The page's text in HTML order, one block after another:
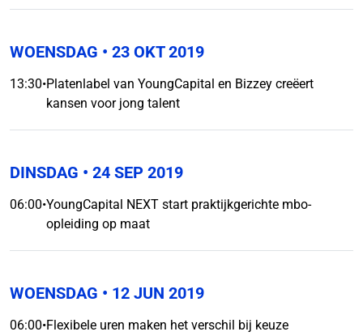
WOENSDAG • 23 OKT 2019
13:30•Platenlabel van YoungCapital en Bizzey creëert
kansen voor jong talent
DINSDAG • 24 SEP 2019
06:00•YoungCapital NEXT start praktijkgerichte mbo-
opleiding op maat
WOENSDAG • 12 JUN 2019
06:00•Flexibele uren maken het verschil bij keuze